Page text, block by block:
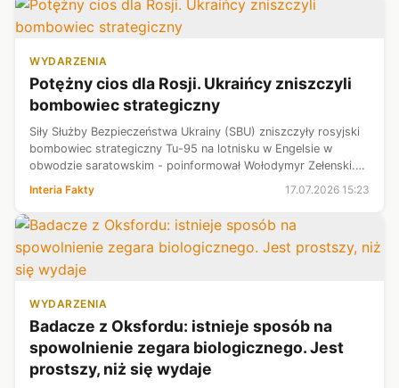
WYDARZENIA
Potężny cios dla Rosji. Ukraińcy zniszczyli
bombowiec strategiczny
Siły Służby Bezpieczeństwa Ukrainy (SBU) zniszczyły rosyjski
bombowiec strategiczny Tu-95 na lotnisku w Engelsie w
obwodzie saratowskim - poinformował Wołodymyr Zełenski.
przeprowadzania ataków ra...
Interia Fakty 17.07.2026 15:23
WYDARZENIA
Badacze z Oksfordu: istnieje sposób na
spowolnienie zegara biologicznego. Jest
prostszy, niż się wydaje